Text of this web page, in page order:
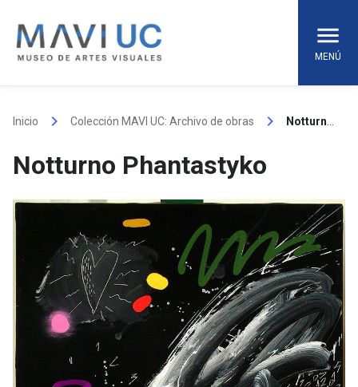
content
MENÚ
Inicio keyboard_arrow_right Colección MAVI UC: Archivo de obras keyboard_arrow_right
Notturno Phantastyko